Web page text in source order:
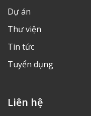
Dự án
Thư viện
Tin tức
Tuyển dụng
Liên hệ